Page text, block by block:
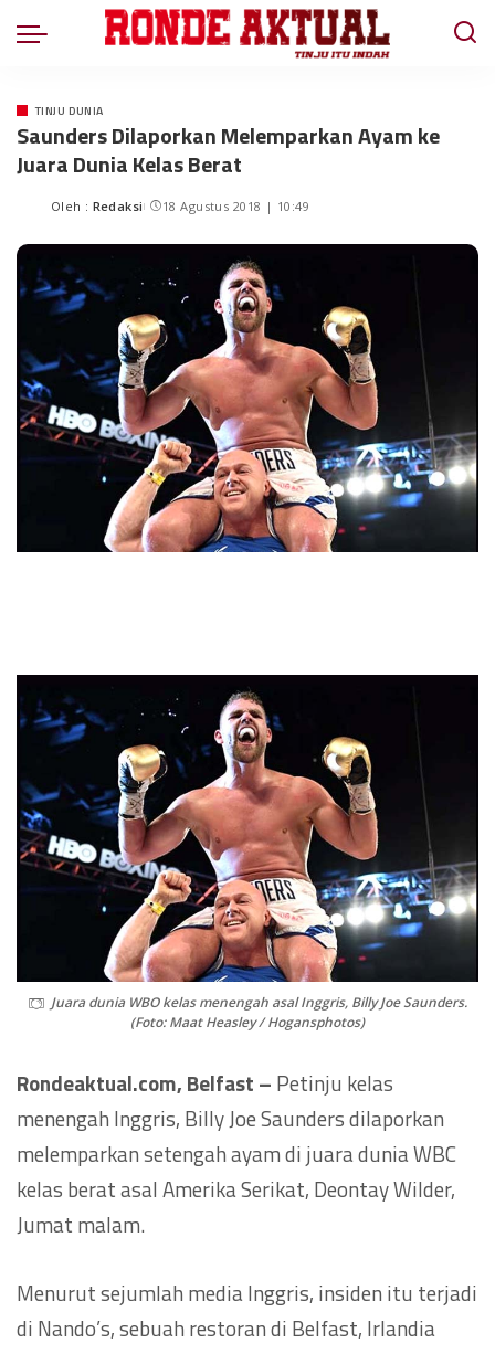
TINJU DUNIA
Saunders Dilaporkan Melemparkan Ayam ke
Juara Dunia Kelas Berat
Oleh : Redaksi 18 Agustus 2018 | 10:49
Juara dunia WBO kelas menengah asal Inggris, Billy Joe Saunders.
(Foto: Maat Heasley / Hogansphotos)
Rondeaktual.com, Belfast – Petinju kelas
menengah Inggris, Billy Joe Saunders dilaporkan
melemparkan setengah ayam di juara dunia WBC
kelas berat asal Amerika Serikat, Deontay Wilder,
Jumat malam.
Menurut sejumlah media Inggris, insiden itu terjadi
di Nando’s, sebuah restoran di Belfast, Irlandia